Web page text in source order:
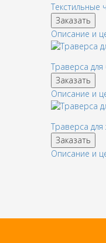
Текстильные
Заказать
Описание и
Траверса для
Заказать
Описание и
Траверса
Заказать
Описание и